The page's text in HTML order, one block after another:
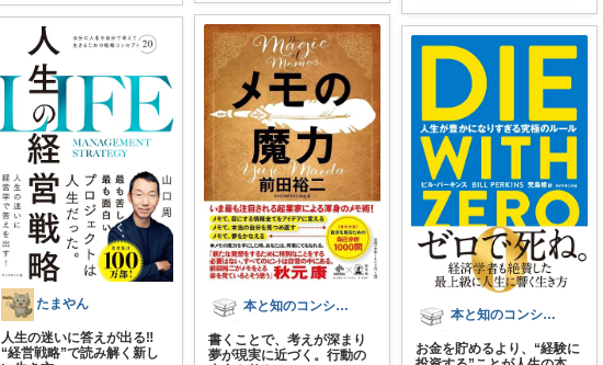
たまやん
人生の迷いに答えが出る‼️
“経営戦略”で読み解く新し
本と知のコンシェルジュ📚
書くことで、考えが深まり
夢が現実に近づく。行動の
本と知のコンシェルジュ📚
お金を貯めるより、“経験に